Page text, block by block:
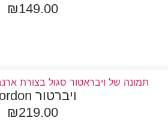
₪149.00
ויברטור Gordon
₪219.00